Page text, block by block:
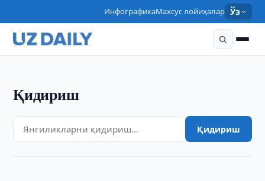
ИнфографикаМахсус лойиҳалар Ўз
Қидириш
Қидириш
Она ва ўғил ис газидан заҳарланиб вафот этди